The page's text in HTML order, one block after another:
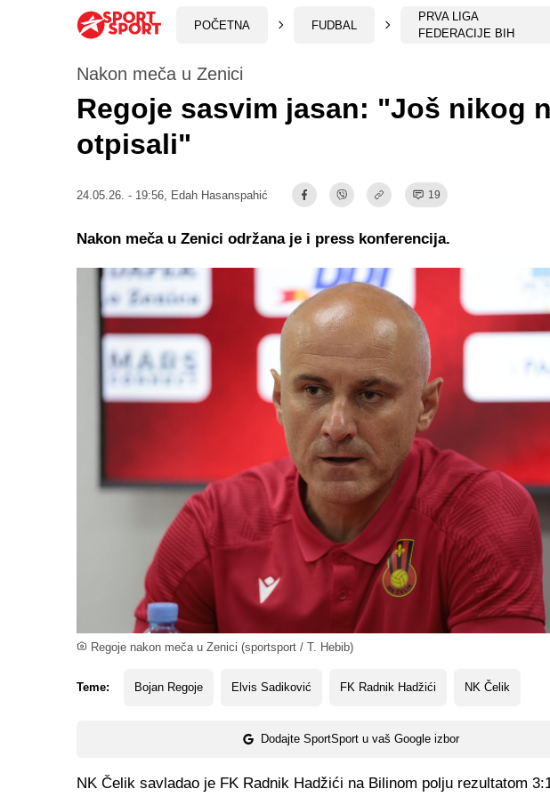
POČETNA FUDBAL
PRVA LIGA
FEDERACIJE BIH
Regoje nakon meča u Zenici (sportsport / T. Hebib)
Nakon meča u Zenici
Regoje sasvim jasan: "Još nikog
otpisali"
24.05.26. - 19:56, Edah Hasanspahić 19
Teme: Bojan Regoje Elvis Sadiković FK Radnik Hadžići NK Čelik
Dodajte SportSport u vaš Google izbor
Nakon meča u Zenici održana je i press konferencija.
NK Čelik savladao je FK Radnik Hadžići na Bilinom polju rezultatom